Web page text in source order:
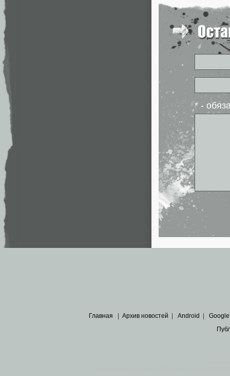
* -
Главная | Архив новостей | Android | Google